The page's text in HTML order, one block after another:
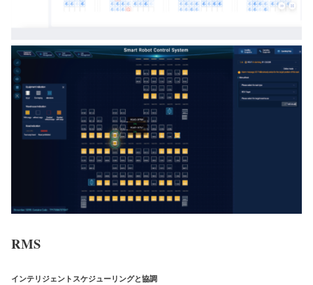
RMS
インテリジェントスケジューリングと協調